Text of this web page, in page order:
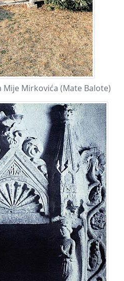
Mije Mirkovića (Mate Balote)